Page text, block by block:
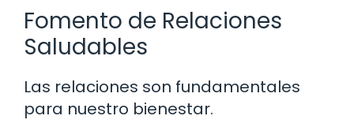
Fomento de Relaciones
Saludables
Las relaciones son fundamentales
para nuestro bienestar.